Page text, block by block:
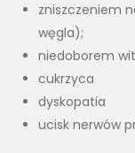
zniszczeniem
węgla);
niedoborem
cukrzyca
dyskopatia
ucisk nerwów